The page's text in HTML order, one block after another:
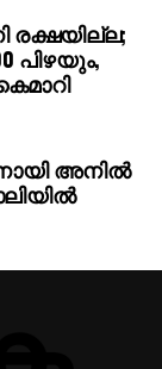
‘നമ്മുടെ
എന്ന
രക്ഷയില്ല;
പിഴയും,
അനില്‍